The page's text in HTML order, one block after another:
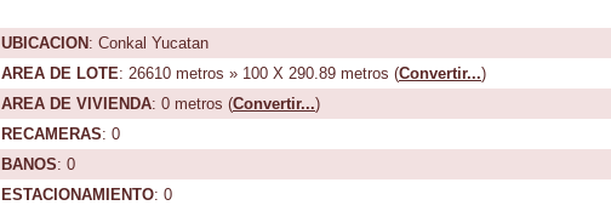
UBICACION : Conkal Yucatan
AREA DE LOTE: 26610 metros » 100 X 290.89 metros (Convertir...)
AREA DE VIVIENDA: 0 metros (Convertir...)
RECAMERAS: 0
BANOS: 0
ESTACIONAMIENTO: 0